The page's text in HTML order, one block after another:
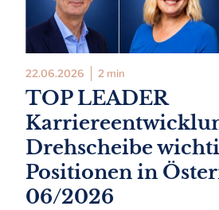
22.06.2026 2 min
TOP LEADER
Drehscheibe
Positionen in
06/2026